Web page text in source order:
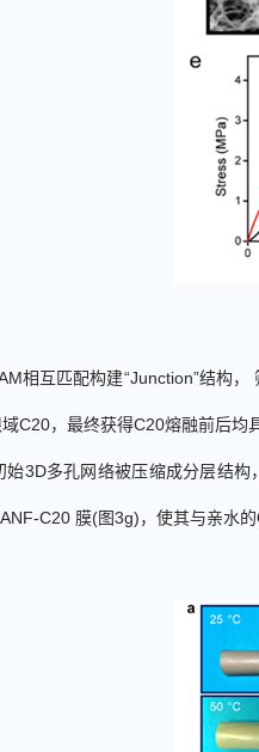
相互匹配构建“Junction”结构，
域C20，最终获得C20熔融前后均
始3D多孔网络被压缩成分层结构
C20 膜(图3g)，使其与亲水的